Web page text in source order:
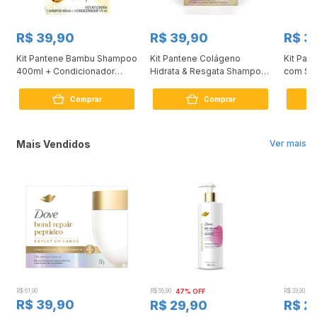
profundo com sensorial leve e toque sedoso. *Com o uso do
sem agentes condicionantes.
R$ 39,90
Kit Pantene Bambu Shampoo
400ml + Condicionador
Comprar
R$ 39,90
Kit Pantene Colágeno
Hidrata & Resgata Shampoo
Comprar
R$
Kit
com
Ver mais
Mais Vendidos
R$ 61,90
R$ 39,90
R$ 56,90 47% OFF
R$ 29,90
R$ 33,90
R$